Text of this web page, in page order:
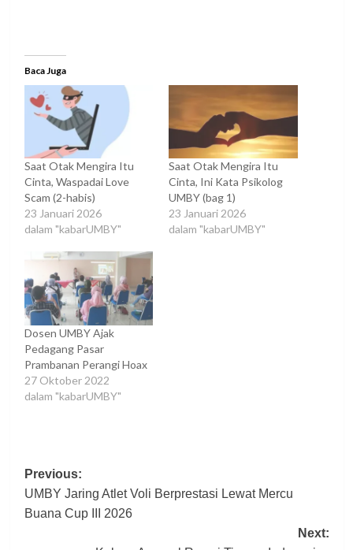
Baca Juga
Saat Otak Mengira Itu
Cinta, Waspadai Love
Scam (2-habis)
23 Januari 2026
dalam "kabarUMBY"
Saat Otak Mengira Itu
Cinta, Ini Kata Psikolog
UMBY (bag 1)
23 Januari 2026
dalam "kabarUMBY"
Dosen UMBY Ajak
Pedagang Pasar
Prambanan Perangi Hoax
27 Oktober 2022
dalam "kabarUMBY"
Post
navigation
Previous:
UMBY Jaring Atlet Voli Berprestasi Lewat Mercu
Buana Cup III 2026
Next: